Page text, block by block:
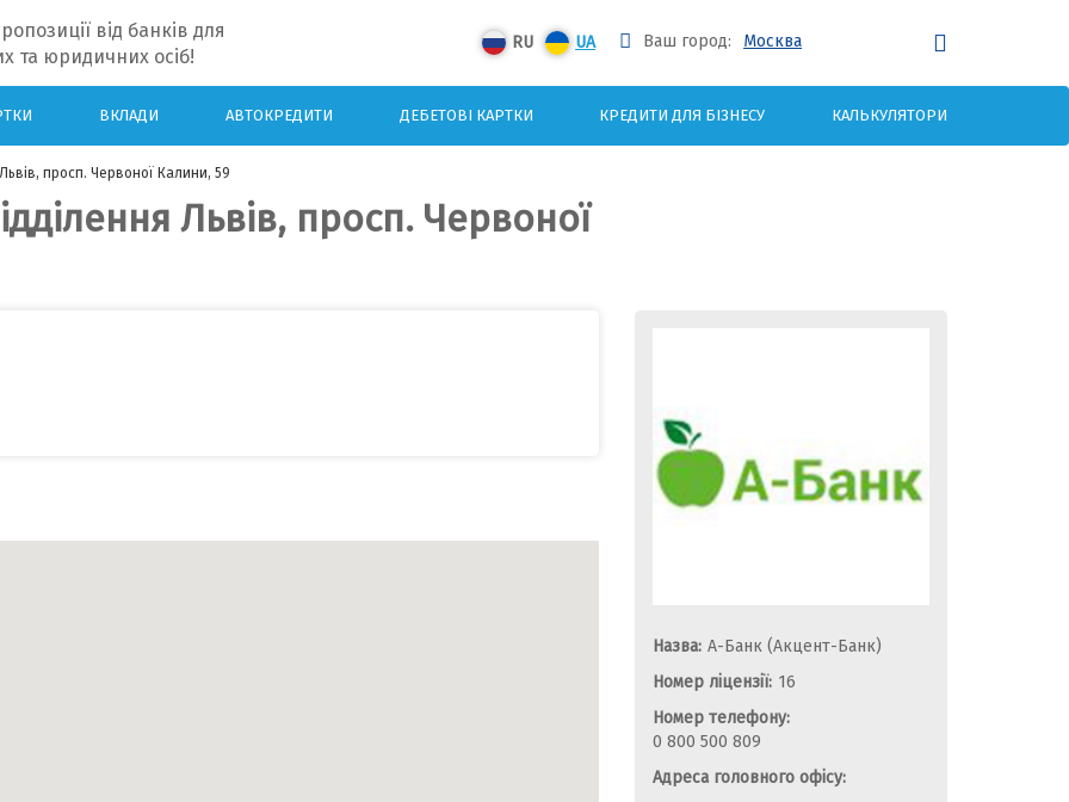
від банків для
та юридичних осіб!
RU UA Ваш город: Москва
ВКЛАДИ АВТОКРЕДИТИ ДЕБЕТОВІ КАРТКИ КРЕДИТИ ДЛЯ БІЗНЕСУ КАЛЬКУЛЯТОРИ
Львів, просп. Червоної Калини, 59
Львів, просп. Червоної
Назва: А-Банк (Акцент-Банк)
Номер ліцензії: 16
Номер телефону:
0 800 500 809
Адреса головного офісу: